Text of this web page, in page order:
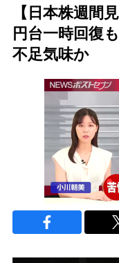
【日本株週間
円台一時回復
不足気味か